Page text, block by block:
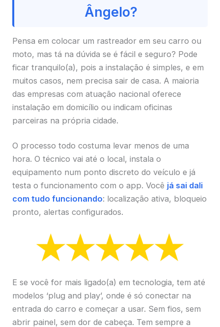
Ângelo?
Pensa em colocar um rastreador em seu carro ou
moto, mas tá na dúvida se é fácil e seguro? Pode
ficar tranquilo(a), pois a instalação é simples, e em
muitos casos, nem precisa sair de casa. A maioria
das empresas com atuação nacional oferece
instalação em domicílio ou indicam oficinas
parceiras na própria cidade.
O processo todo costuma levar menos de uma
hora. O técnico vai até o local, instala o
equipamento num ponto discreto do veículo e já
testa o funcionamento com o app. Você já sai dali
com tudo funcionando: localização ativa, bloqueio
pronto, alertas configurados.
E se você for mais ligado(a) em tecnologia, tem até
modelos ‘plug and play’, onde é só conectar na
entrada do carro e começar a usar. Sem fios, sem
abrir painel, sem dor de cabeça. Tem sempre a